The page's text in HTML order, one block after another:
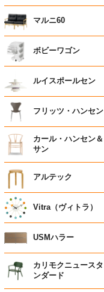
マルニ60
ボビーワゴン
ルイスポールセン
フリッツ・ハンセン
カール・ハンセン＆
サン
アルテック
Vitra（ヴィトラ）
USMハラー
カリモクニュースタ
ンダード